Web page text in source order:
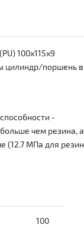
100x115x9
цилиндр/поршень в
-
чем резина, а
(12.7 МПа для
100